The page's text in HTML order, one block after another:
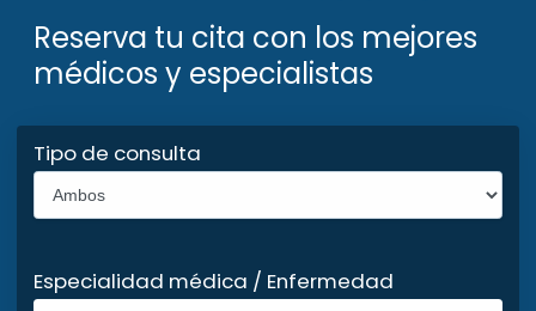
Reserva tu cita con los mejores
médicos y especialistas
Tipo de consulta
Especialidad médica / Enfermedad